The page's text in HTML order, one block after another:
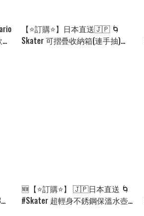
【⭐訂購⭐】日本直送🇯🇵 🌀
Skater 可摺疊收納箱(連手抽)
🆕【⭐訂購⭐】 🇯🇵日本直送 🌀
#Skater 超輕身不銹鋼保溫水壺